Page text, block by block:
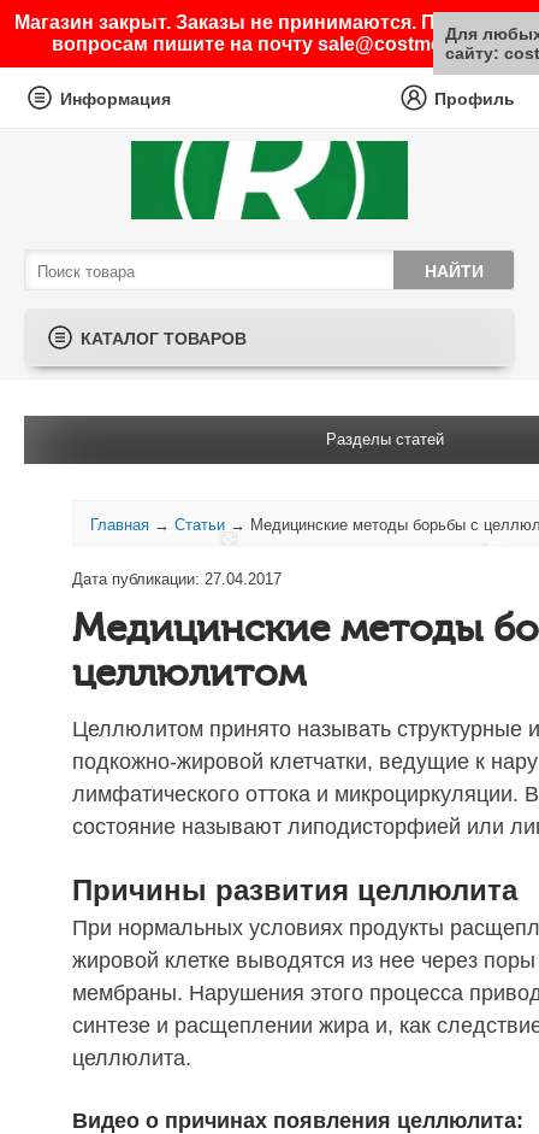
Магазин закрыт. Заказы не принимаются. По любым
вопросам пишите на почту sale@costmetic.ru
Информация Профиль
КАТАЛОГ ТОВАРОВ
Разделы статей
Главная → Статьи → Медицинские методы борьбы с
Дата публикации: 27.04.2017
Медицинские методы
целлюлитом
Целлюлитом принято называть структурные
подкожно-жировой клетчатки, ведущие к
лимфатического оттока и микроциркуляции.
состояние называют липодисторфией или
Причины развития целлюлита
При нормальных условиях продукты
жировой клетке выводятся из нее через поры
мембраны. Нарушения этого процесса
синтезе и расщеплении жира и, как
целлюлита.
Видео о причинах появления целлюлита:
Для
сайту: